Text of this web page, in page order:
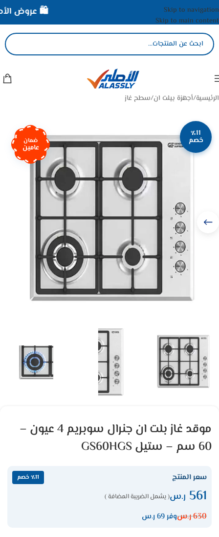
Skip to navigation
Skip to main content
الرئيسية/أجهزة بيلت ان/سطح غاز
٪11
خصم ضمان
عامين
موقد غاز بلت ان جنرال سوبريم 4 عيون –
60 سم – ستيل GS60HGS
سعر المنتج ٪11 خصم
561 ر.س( يشمل الضريبة المضافة )
630ر.سوفر 69 ر.س
🛍️ عروض